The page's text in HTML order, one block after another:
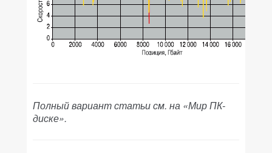
Полный вариант статьи см. на «Мир ПК-
диске».